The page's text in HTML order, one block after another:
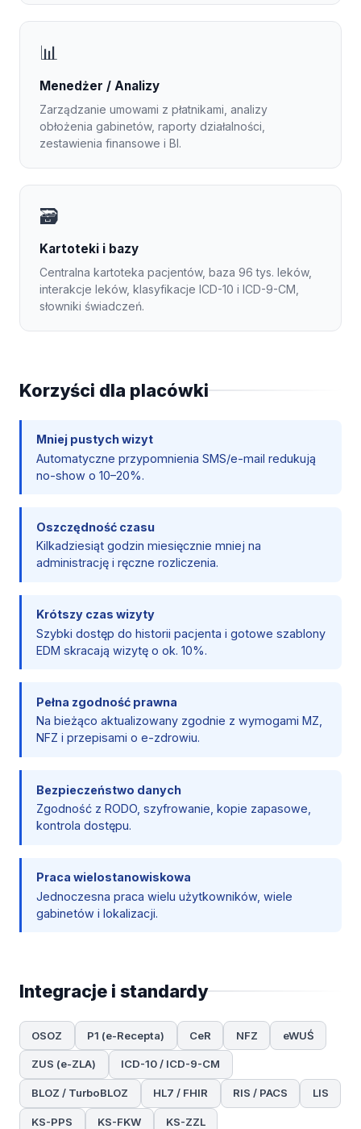
📊
Menedżer / Analizy
Zarządzanie umowami z płatnikami, analizy
obłożenia gabinetów, raporty działalności,
zestawienia finansowe i BI.
🗃️
Kartoteki i bazy
Centralna kartoteka pacjentów, baza 96 tys. leków,
interakcje leków, klasyfikacje ICD-10 i ICD-9-CM,
słowniki świadczeń.
Korzyści dla placówki
Mniej pustych wizyt
Automatyczne przypomnienia SMS/e-mail redukują
no-show o 10–20%.
Oszczędność czasu
Kilkadziesiąt godzin miesięcznie mniej na
administrację i ręczne rozliczenia.
Krótszy czas wizyty
Szybki dostęp do historii pacjenta i gotowe szablony
EDM skracają wizytę o ok. 10%.
Pełna zgodność prawna
Na bieżąco aktualizowany zgodnie z wymogami MZ,
NFZ i przepisami o e-zdrowiu.
Bezpieczeństwo danych
Zgodność z RODO, szyfrowanie, kopie zapasowe,
kontrola dostępu.
Praca wielostanowiskowa
Jednoczesna praca wielu użytkowników, wiele
gabinetów i lokalizacji.
Integracje i standardy
OSOZ P1 (e-Recepta) CeR NFZ eWUŚ
ZUS (e-ZLA) ICD-10 / ICD-9-CM
BLOZ / TurboBLOZ HL7 / FHIR RIS / PACS LIS
KS-PPS KS-FKW KS-ZZL